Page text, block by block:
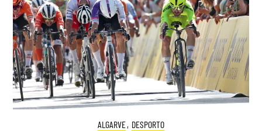
ALGARVE, DESPORTO